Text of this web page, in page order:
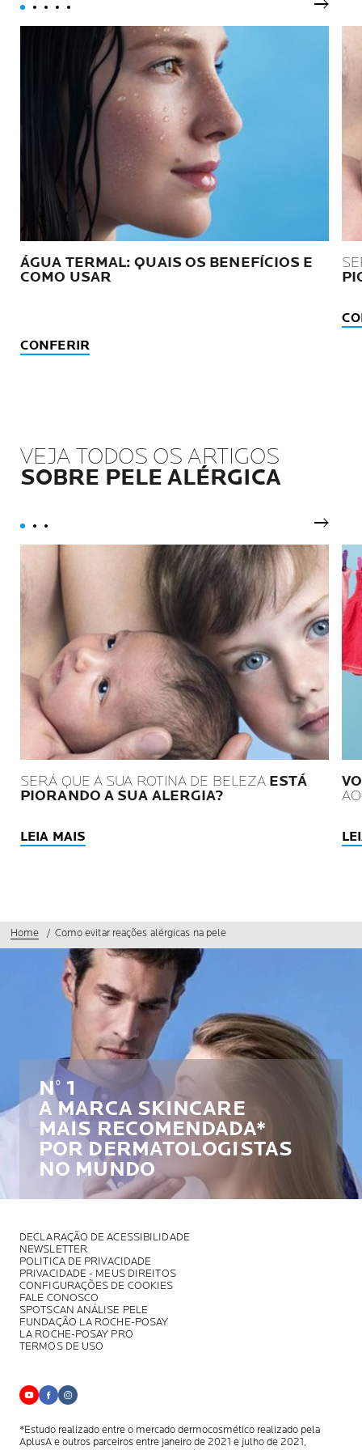
ÁGUA TERMAL: QUAIS OS BENEFÍCIOS E
COMO USAR
CONFERIR
VEJA TODOS OS ARTIGOS
SOBRE PELE ALÉRGICA
SERÁ QUE A SUA ROTINA DE BELEZA ESTÁ
PIORANDO A SUA ALERGIA?
LEIA MAIS
Home Como evitar reações alérgicas na pele
N° 1
A MARCA SKINCARE
MAIS RECOMENDADA*
POR DERMATOLOGISTAS
NO MUNDO
DECLARAÇÃO DE ACESSIBILIDADE
NEWSLETTER
POLITICA DE PRIVACIDADE
PRIVACIDADE - MEUS DIREITOS
CONFIGURAÇÕES DE COOKIES
FALE CONOSCO
SPOTSCAN ANÁLISE PELE
FUNDAÇÃO LA ROCHE-POSAY
LA ROCHE-POSAY PRO
TERMOS DE USO
*Estudo realizado entre o mercado dermocosmético realizado pela
AplusAe outros parceiros entre janeiro de 2021 e julho de 2021,